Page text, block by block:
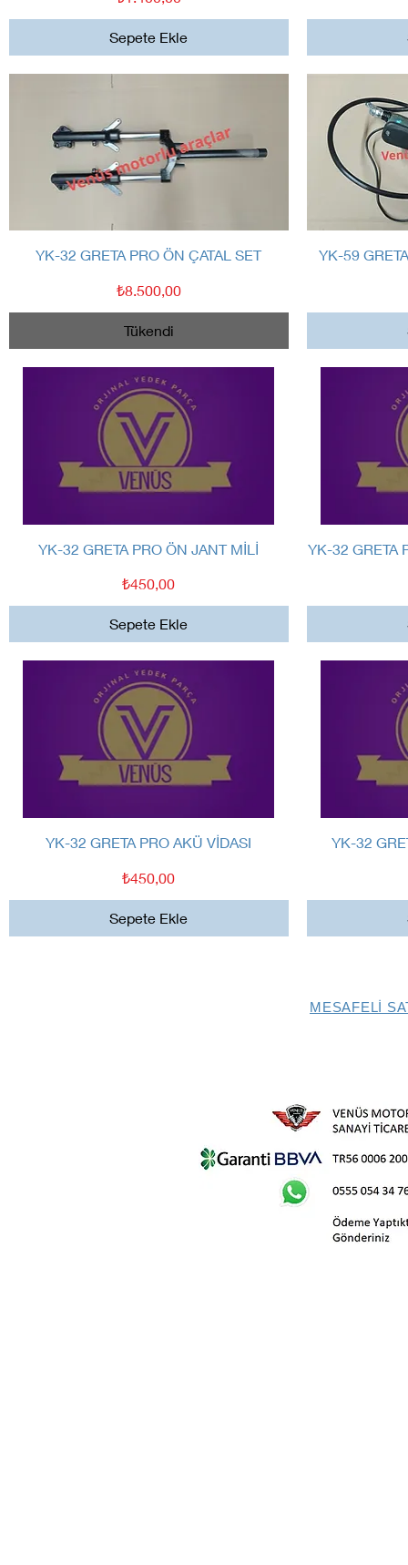
Sepete Ekle
Hızlı Bakış
YK-32 GRETA PRO ÖN ÇATAL SET
Fiyat
₺8.500,00
Tükendi
YK-59
Hızlı Bakış
YK-32 GRETA PRO ÖN JANT MİLİ
Fiyat
₺450,00
Sepete Ekle
YK-32 GRETA
Hızlı Bakış
YK-32 GRETA PRO AKÜ VİDASI
Fiyat
₺450,00
Sepete Ekle
YK-32
MESAFELİ